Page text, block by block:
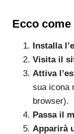
Ecco
Installa
Visita il
Attiva
sua icona
browser).
Passa il
Apparirà